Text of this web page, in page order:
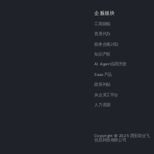
企服板块
工商财税
资质代办
税务合规计划
知识产权
AI Agent应用开发
Saas产品
政策补贴
央企灵工平台
人力资源
Copyright © 2025 西安助企飞
信息科技有限公司